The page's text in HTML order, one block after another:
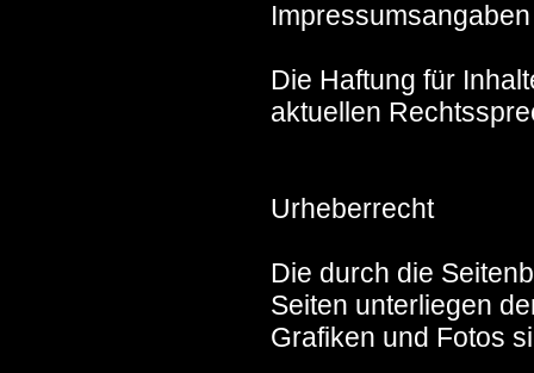
Die Haftung für
aktuellen
Urheberrecht
Die durch die
Seiten unterliegen
Grafiken und Fotos